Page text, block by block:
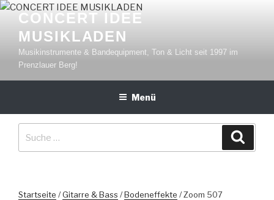
Zum
Inhalt
springen
CONCERT IDEE
MUSIKLADEN
Musikinstrumente & Bandequipment, Ton & Licht seit 1997 im
Prenzlauer Berg!
Menü
Startseite /Gitarre & Bass /Bodeneffekte / Zoom 507